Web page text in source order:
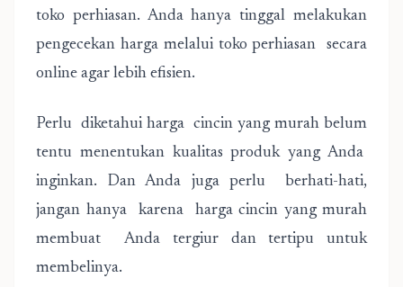
toko perhiasan. Anda hanya tinggal melakukan
pengecekan harga melalui toko perhiasan secara
online agar lebih efisien.
Perlu diketahui harga cincin yang murah belum
tentu menentukan kualitas produk yang Anda
inginkan. Dan Anda juga perlu berhati-hati,
jangan hanya karena harga cincin yang murah
membuat Anda tergiur dan tertipu untuk
membelinya.